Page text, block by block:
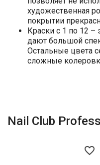
художественная
покрытии
Краски с 1 по 12 –
дают большой
Остальные цвета
сложные
Nail Club
favorite_border